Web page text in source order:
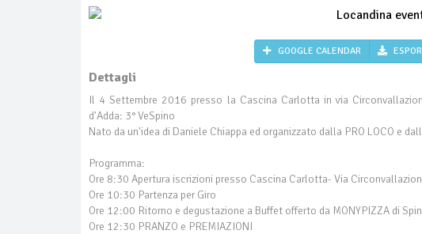
GOOGLE CALENDAR
Dettagli
Il 4 Settembre 2016 presso la Cascina Carlotta in via
d'Adda: 3° VeSpino
Nato da un'idea di Daniele Chiappa ed organizzato dalla PRO LOCO e
Programma:
Ore 8:30 Apertura iscrizioni presso Cascina Carlotta- Via
Ore 10:30 Partenza per Giro
Ore 12:00 Ritorno e degustazione a Buffet offerto da MONYPIZZA di
Ore 12:30 PRANZO e PREMIAZIONI